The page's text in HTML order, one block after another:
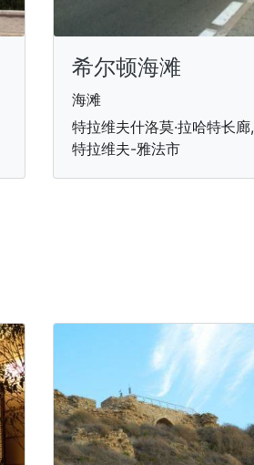
希尔顿海滩
海滩
特拉维夫什洛莫·拉哈特长廊,
特拉维夫-雅法市